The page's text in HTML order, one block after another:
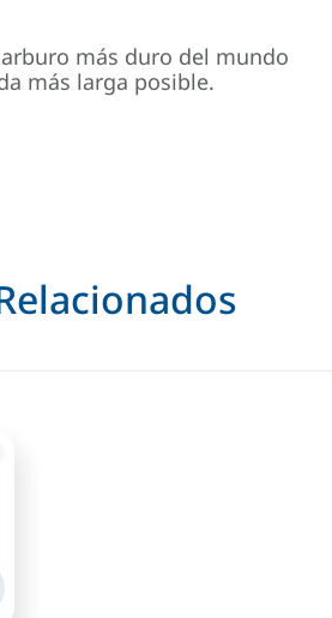
más duro del mundo
más larga posible.